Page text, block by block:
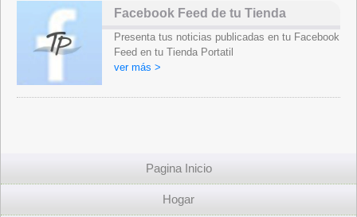
Facebook Feed de tu Tienda
Presenta tus noticias publicadas en tu Facebook
Feed en tu Tienda Portatil
ver más >
Pagina Inicio
Hogar